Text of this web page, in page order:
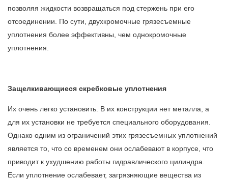
позволяя жидкости возвращаться под стержень при его
отсоединении. По сути, двухкромочные грязесъемные
уплотнения более эффективны, чем однокромочные
уплотнения.
Защелкивающиеся скребковые уплотнения
Их очень легко установить. В их конструкции нет металла, а
для их установки не требуется специального оборудования.
Однако одним из ограничений этих грязесъемных уплотнений
является то, что со временем они ослабевают в корпусе, что
приводит к ухудшению работы гидравлического цилиндра.
Если уплотнение ослабевает, загрязняющие вещества из